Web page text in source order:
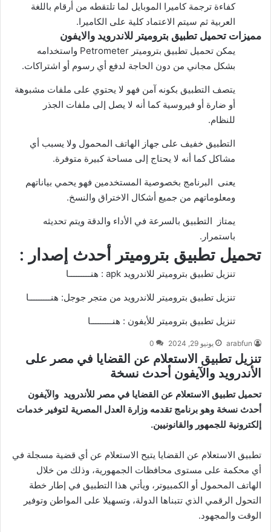
كفاءة ترجمة كاميرا الموبايل لما تلتقطه من أرقام باللغة
العربية ثم سيتم الاعتماد كلية على الكاميرا.
مميزات تحميل تطبيق بتروميتر للاندرويد والايفون
يمكن تحميل تطبيق بتروميتر Petrometer واستخدامه
بشكل مجاني من دون الحاجة لدفع أي رسوم أو اشتراكات.
يتصف التطبيق بكونه آمن فهو لا يحتوي على ملفات مشبوهة
أو ضارة أو فيروسية كما أنه لا يصل إلى ملفات الجذر
للنظام.
التطبيق خفيف على جهاز الهاتف المحمول ولا يسبب أي
مشاكل كما أنه لا يحتاج إلى مساحة كبيرة متوفرة.
يعنى البرنامج بخصوصية المستخدمين فهو يحمي بياناتهم
ومعلوماتهم من جميع أشكال الاختراق والنسخ.
يمتاز التطبيق بالسرعة في الأداء والدقة ويتم تحديثه
باستمرار.
تحميل تطبيق بتروميتر أحدث إصدار :
تنزيل تطبيق بتروميتر للاندرويد apk : هنـــــــــا
تنزيل تطبيق بتروميتر للاندرويد من متجر جوجل: هنـــــــــا
تنزيل تطبيق بتروميتر للأيفون : هنـــــــــا
arabfun يونيو 29, 2024 0
تنزيل تطبيق الاستعلام عن القضايا في مصر على
الأندرويد والآيفون أحدث نسخة
تحميل تطبيق الاستعلام عن القضايا في مصر للأندرويد والآيفون
أحدث نسخة وهو برنامج تقدمه وزارة العدل المصرية لتوفير خدمات
إلكترونية للجمهور والقانونيين.
تطبيق الاستعلام عن القضايا يتيح الاستعلام عن أي قضية مسجلة في
أي محكمة على مستوى محافظات الجمهورية، وذلك من خلال
الهاتف المحمول أو الكمبيوتر، ويأتي هذا التطبيق في إطار خطة
التحول الرقمي الذي تتبناها الدولة، وتسهيلا على المواطن وتوفير
الوقت والمجهود.